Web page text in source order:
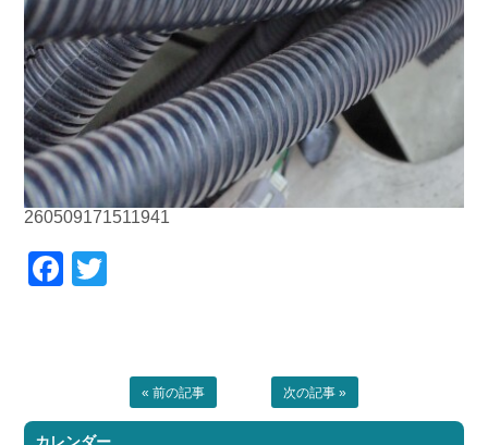
260509171511941
Facebook
« 前の記事 次の記事 »
カレンダー